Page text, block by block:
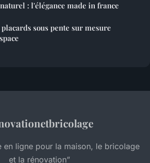
: l'élégance made in france
placards sous pente sur mesure
en ligne pour la maison, le bricolage
et la rénovation”